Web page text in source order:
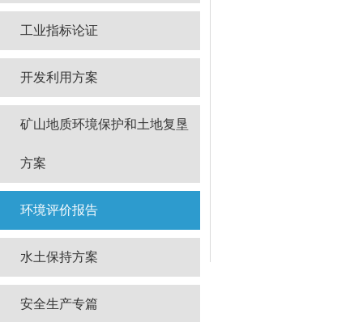
工业指标论证
开发利用方案
矿山地质环境保护和土地复垦
方案
环境评价报告
水土保持方案
安全生产专篇